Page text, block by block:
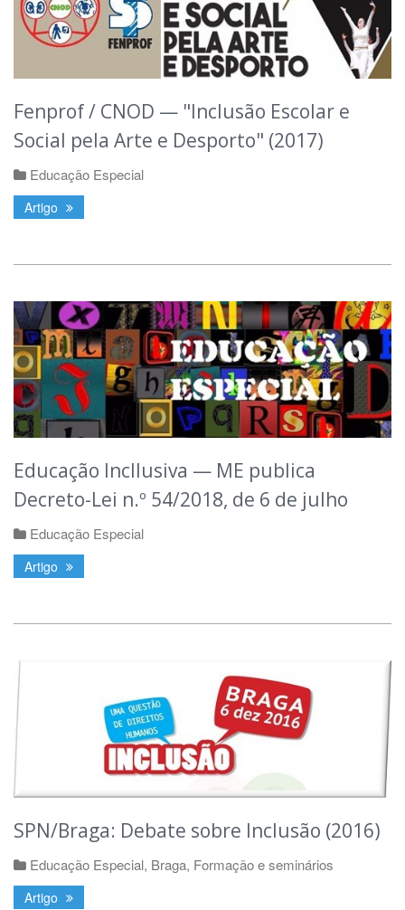
Fenprof / CNOD — "Inclusão Escolar e
Social pela Arte e Desporto" (2017)
Educação Especial
Artigo
Educação Incllusiva — ME publica
Decreto-Lei n.º 54/2018, de 6 de julho
Educação Especial
Artigo
SPN/Braga: Debate sobre Inclusão (2016)
Educação Especial, Braga, Formação e seminários
Artigo